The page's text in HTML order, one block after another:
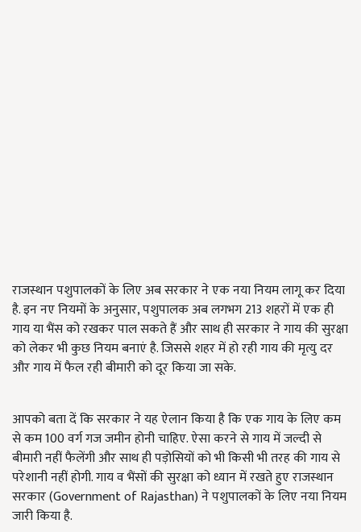
राजस्थान पशुपालकों के लिए अब सरकार ने एक नया नियम लागू कर दिया
है. इन नए नियमों के अनुसार, पशुपालक अब लगभग 213 शहरों में एक ही
गाय या भैंस को रखकर पाल सकते हैं और साथ ही सरकार ने गाय की सुरक्षा
को लेकर भी कुछ नियम बनाएं है. जिससे शहर में हो रही गाय की मृत्यु दर
और गाय में फैल रही बीमारी को दूर किया जा सके.
आपको बता दें कि सरकार ने यह ऐलान किया है कि एक गाय के लिए कम
से कम 100 वर्ग गज जमीन होनी चाहिए. ऐसा करने से गाय में जल्दी से
बीमारी नहीं फैलेंगी और साथ ही पड़ोसियों को भी किसी भी तरह की गाय से
परेशानी नहीं होगी. गाय व भैंसों की सुरक्षा को ध्यान में रखते हुए राजस्थान
सरकार (Government of Rajasthan) ने पशुपालकों के लिए नया नियम
जारी किया है.